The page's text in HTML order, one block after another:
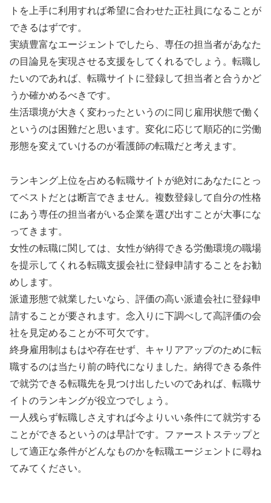
トを上手に利用すれば希望に合わせた正社員になることが
できるはずです。
実績豊富なエージェントでしたら、専任の担当者があなた
の目論見を実現させる支援をしてくれるでしょう。転職し
たいのであれば、転職サイトに登録して担当者と合うかど
うか確かめるべきです。
生活環境が大きく変わったというのに同じ雇用状態で働く
というのは困難だと思います。変化に応じて順応的に労働
形態を変えていけるのが看護師の転職だと考えます。
ランキング上位を占める転職サイトが絶対にあなたにとっ
てベストだとは断言できません。複数登録して自分の性格
にあう専任の担当者がいる企業を選び出すことが大事にな
ってきます。
女性の転職に関しては、女性が納得できる労働環境の職場
を提示してくれる転職支援会社に登録申請することをお勧
めします。
派遣形態で就業したいなら、評価の高い派遣会社に登録申
請することが要されます。念入りに下調べして高評価の会
社を見定めることが不可欠です。
終身雇用制はもはや存在せず、キャリアアップのために転
職するのは当たり前の時代になりました。納得できる条件
で就労できる転職先を見つけ出したいのであれば、転職サ
イトのランキングが役立つでしょう。
一人残らず転職しさえすれば今よりいい条件にて就労する
ことができるというのは早計です。ファーストステップと
して適正な条件がどんなものかを転職エージェントに尋ね
てみてください。